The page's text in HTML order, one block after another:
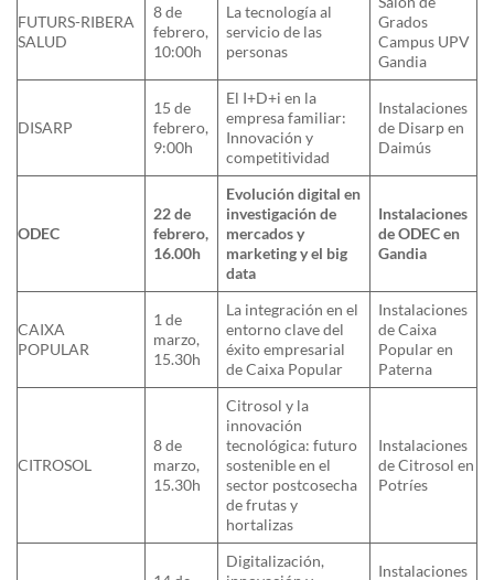
FUTURS-RIBERA
SALUD
8 de
febrero,
10:00h
La tecnología al
servicio de las
personas
Grados
Campus UPV
Gandia
DISARP
15 de
febrero,
9:00h
El I+D+i en la
empresa familiar:
Innovación y
competitividad
Instalaciones
de Disarp en
Daimús
ODEC
22 de
febrero,
16.00h
Evolución digital en
investigación de
mercados y
marketing y el big
data
Instalaciones
de ODEC en
Gandia
CAIXA
POPULAR
1 de
marzo,
15.30h
La integración en el
entorno clave del
éxito empresarial
de Caixa Popular
Instalaciones
de Caixa
Popular en
Paterna
CITROSOL
8 de
marzo,
15.30h
Citrosol y la
innovación
tecnológica: futuro
sostenible en el
sector postcosecha
de frutas y
hortalizas
Instalaciones
de Citrosol en
Potríes
Digitalización,
Instalaciones